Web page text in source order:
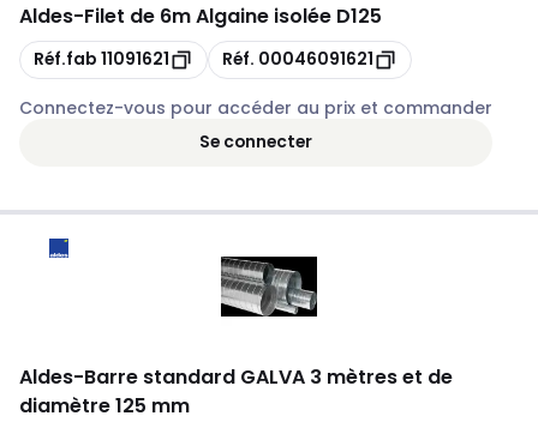
Aldes-Filet de 6m Algaine isolée D125
Copie
Réf.fab 11091621 Copie
Réf. 00046091621
Connectez-vous pour accéder au prix et commander
Se connecter
Aldes-Barre standard GALVA 3 mètres et de
diamètre 125 mm